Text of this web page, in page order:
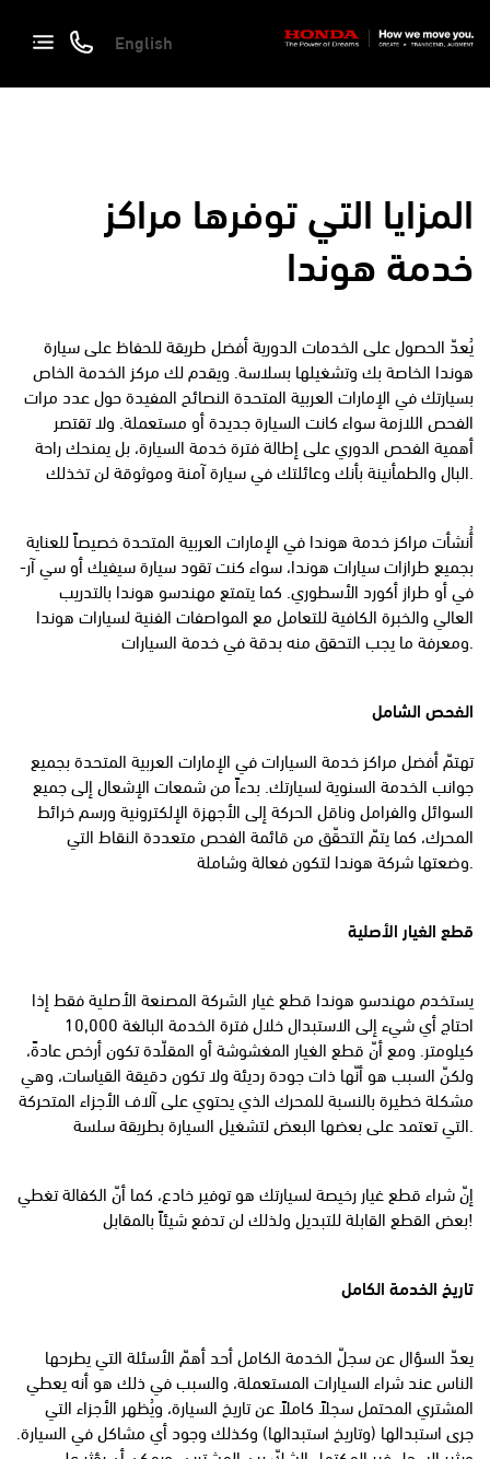
English
المزايا التي توفرها مراكز
خدمة هوندا
يُعدّ الحصول على الخدمات الدورية أفضل طريقة للحفاظ على سيارة
هوندا الخاصة بك وتشغيلها بسلاسة. ويقدم لك مركز الخدمة الخاص
بسيارتك في الإمارات العربية المتحدة النصائح المفيدة حول عدد مرات
الفحص اللازمة سواء كانت السيارة جديدة أو مستعملة. ولا تقتصر
أهمية الفحص الدوري على إطالة فترة خدمة السيارة، بل يمنحك راحة
البال والطمأنينة بأنك وعائلتك في سيارة آمنة وموثوقة لن تخذلك.
أُنشأت مراكز خدمة هوندا في الإمارات العربية المتحدة خصيصاً للعناية
بجميع طرازات سيارات هوندا، سواء كنت تقود سيارة سيفيك أو سي آر-
في أو طراز أكورد الأسطوري. كما يتمتع مهندسو هوندا بالتدريب
العالي والخبرة الكافية للتعامل مع المواصفات الفنية لسيارات هوندا
ومعرفة ما يجب التحقق منه بدقة في خدمة السيارات.
الفحص الشامل
تهتمّ أفضل مراكز خدمة السيارات في الإمارات العربية المتحدة بجميع
جوانب الخدمة السنوية لسيارتك. بدءاً من شمعات الإشعال إلى جميع
السوائل والفرامل وناقل الحركة إلى الأجهزة الإلكترونية ورسم خرائط
المحرك، كما يتمّ التحقّق من قائمة الفحص متعددة النقاط التي
وضعتها شركة هوندا لتكون فعالة وشاملة.
قطع الغيار الأصلية
يستخدم مهندسو هوندا قطع غيار الشركة المصنعة الأصلية فقط إذا
احتاج أي شيء إلى الاستبدال خلال فترة الخدمة البالغة 10,000
كيلومتر. ومع أنّ قطع الغيار المغشوشة أو المقلّدة تكون أرخص عادةً،
ولكنّ السبب هو أنّها ذات جودة رديئة ولا تكون دقيقة القياسات، وهي
مشكلة خطيرة بالنسبة للمحرك الذي يحتوي على آلاف الأجزاء المتحركة
التي تعتمد على بعضها البعض لتشغيل السيارة بطريقة سلسة.
إنّ شراء قطع غيار رخيصة لسيارتك هو توفير خادع، كما أنّ الكفالة تغطي
بعض القطع القابلة للتبديل ولذلك لن تدفع شيئاً بالمقابل!
تاريخ الخدمة الكامل
يعدّ السؤال عن سجلّ الخدمة الكامل أحد أهمّ الأسئلة التي يطرحها
الناس عند شراء السيارات المستعملة، والسبب في ذلك هو أنه يعطي
المشتري المحتمل سجلاً كاملاً عن تاريخ السيارة، ويُظهر الأجزاء التي
جرى استبدالها (وتاريخ استبدالها) وكذلك وجود أي مشاكل في السيارة.